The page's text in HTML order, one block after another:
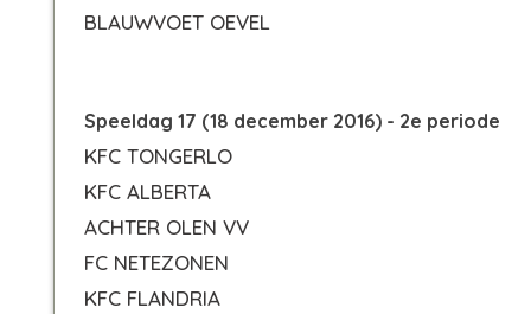
BLAUWVOET OEVEL
Speeldag 17 (18 december 2016) - 2e periode
KFC TONGERLO
KFC ALBERTA
ACHTER OLEN VV
FC NETEZONEN
KFC FLANDRIA